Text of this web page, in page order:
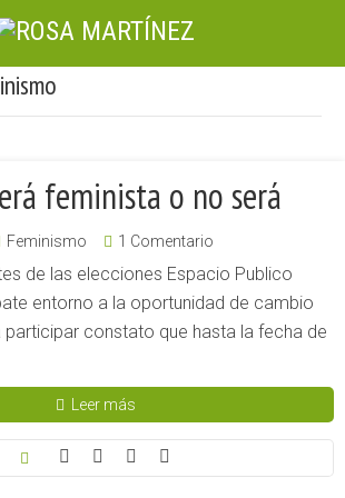
feminista o no será
Feminismo 1 Comentario
de las elecciones Espacio Publico
entorno a la oportunidad de cambio
participar constato que hasta la fecha de
Leer más